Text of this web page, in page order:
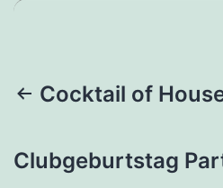
Cocktail of
Clubgeburtstag